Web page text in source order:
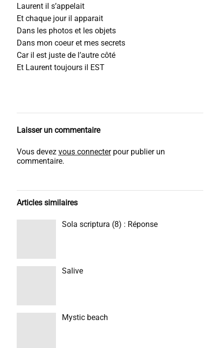
Laurent il s’appelait
Et chaque jour il apparait
Dans les photos et les objets
Dans mon coeur et mes secrets
Car il est juste de l’autre côté
Et Laurent toujours il EST
Laisser un commentaire
Vous devez vous connecterpour publier un
commentaire.
Articles similaires
Sola scriptura (8) : Réponse
Salive
Mystic beach